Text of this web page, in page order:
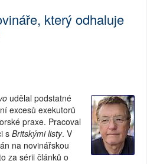
který odhaluje
udělal podstatné
excesů exekutorů
praxe. Pracoval
s Britskými listy. V
na novinářskou
za sérii článků o